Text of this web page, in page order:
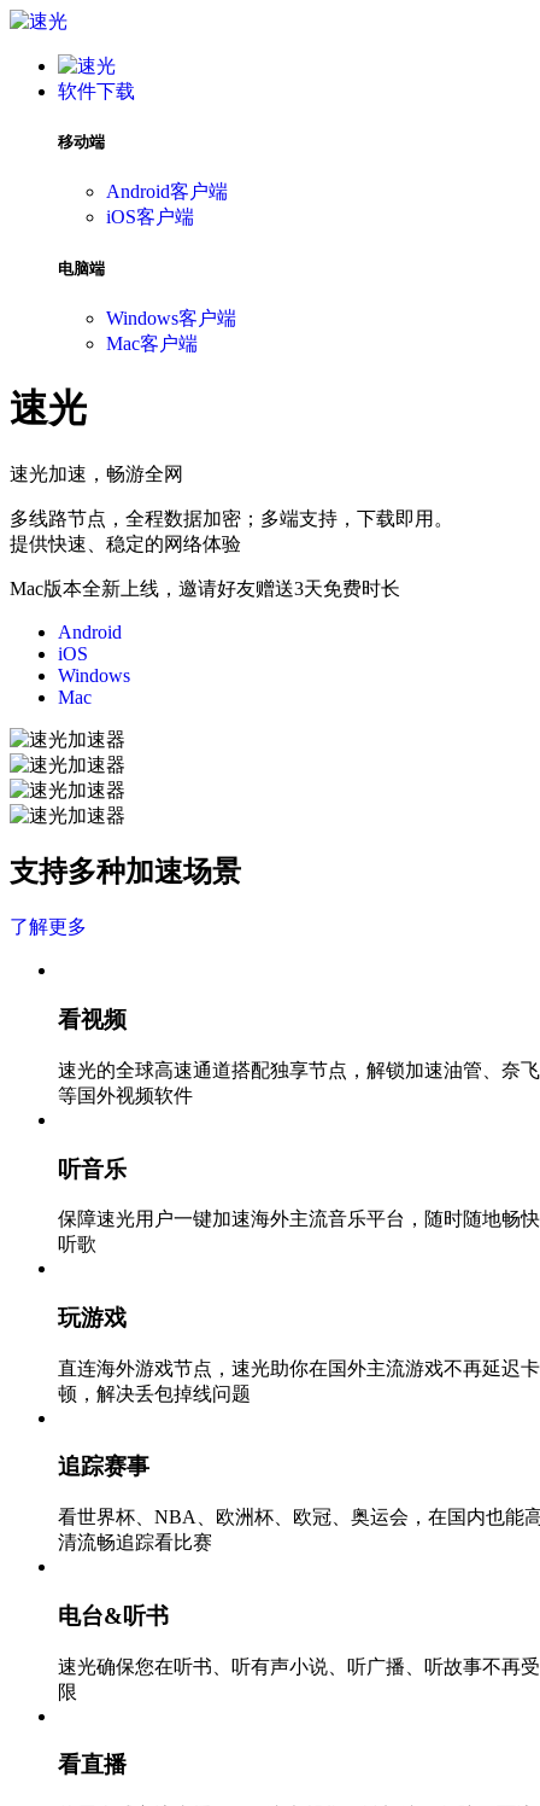
软件下载
移动端
Android客户端
iOS客户端
电脑端
Windows客户端
Mac客户端
速光
速光加速，畅游全网
多线路节点，全程数据加密；多端支持，下载即用。
提供快速、稳定的网络体验
Mac版本全新上线，邀请好友赠送3天免费时长
Android
iOS
Windows
Mac
支持多种加速场景
了解更多
看视频
速光的全球高速通道搭配独享节点，解锁加速油管、奈飞
等国外视频软件
听音乐
保障速光用户一键加速海外主流音乐平台，随时随地畅快
听歌
玩游戏
直连海外游戏节点，速光助你在国外主流游戏不再延迟卡
顿，解决丢包掉线问题
追踪赛事
看世界杯、NBA、欧洲杯、欧冠、奥运会，在国内也能
清流畅追踪看比赛
电台&听书
速光确保您在听书、听有声小说、听广播、听故事不再受
限
看直播